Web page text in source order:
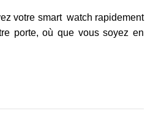
votre smart watch rapidement
porte, où que vous soyez en